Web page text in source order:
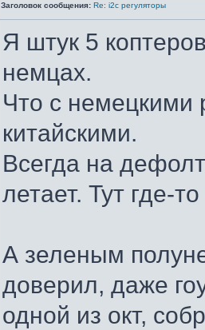
Заголовок сообщения: Re: i2c регуляторы
Я штук 5
немцах.
Что с немецкими
китайскими.
Всегда на
летает. Тут где-
А зеленым
доверил, даже
одной из окт,